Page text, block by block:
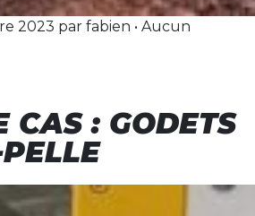
2023 par fabien • Aucun
CAS : GODETS